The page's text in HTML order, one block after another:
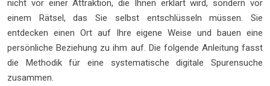
nicht vor einer Attraktion, die Ihnen erklärt wird, sondern vor
einem Rätsel, das Sie selbst entschlüsseln müssen. Sie
entdecken einen Ort auf Ihre eigene Weise und bauen eine
persönliche Beziehung zu ihm auf. Die folgende Anleitung fasst
die Methodik für eine systematische digitale Spurensuche
zusammen.